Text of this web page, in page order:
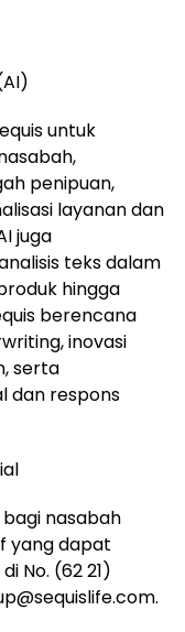
untuk
penipuan,
layanan dan
juga
teks dalam
hingga
berencana
inovasi
serta
dan respons
nasabah
yang dapat
No. (62 21)
.